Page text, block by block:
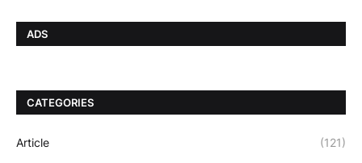
ADS
CATEGORIES
Article (121)